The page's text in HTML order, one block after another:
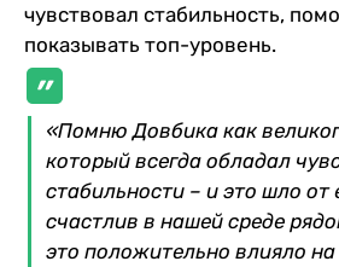
чувствовал стабильность,
показывать топ-уровень.
«Помню Довбика как
который всегда обладал
стабильности – и это шло от
счастлив в нашей среде
это положительно влияло на